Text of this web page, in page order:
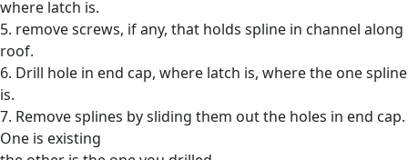
where latch is.
5. remove screws, if any, that holds spline in channel along
roof.
6. Drill hole in end cap, where latch is, where the one spline
is.
7. Remove splines by sliding them out the holes in end cap.
One is existing